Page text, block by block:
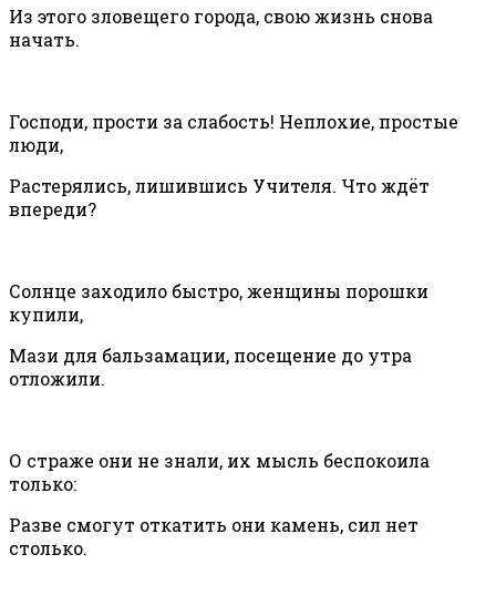
Из этого зловещего города, свою жизнь снова
начать.
Господи, прости за слабость! Неплохие, простые
люди,
Растерялись, лишившись Учителя. Что ждёт
впереди?
Солнце заходило быстро, женщины порошки
купили,
Мази для бальзамации, посещение до утра
отложили.
О страже они не знали, их мысль беспокоила
только:
Разве смогут откатить они камень, сил нет
столько.